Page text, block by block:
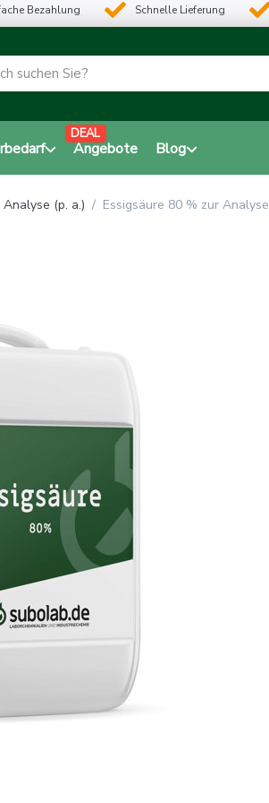
Bezahlung Schnelle Lieferung
Angebote
DEAL
Blog
(p. a.) Essigsäure 80 % zur Analyse